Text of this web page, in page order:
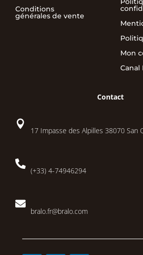
Conditions
générales de vente
Mon
Canal
Contact

17 Impasse des Alpilles 38070 San

(+33) 4-74946294

bralo.fr@bralo.com